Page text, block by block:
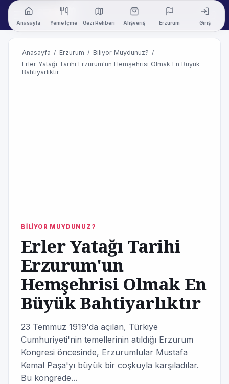
Anasayfa Yeme İçme Gezi Rehberi Alışveriş Erzurum Giriş
Anasayfa / Erzurum / Biliyor Muydunuz? /
Erler Yatağı Tarihi Erzurum'un Hemşehrisi Olmak En Büyük
Bahtiyarlıktır
BİLİYOR MUYDUNUZ?
Erler Yatağı Tarihi
Erzurum'un
Hemşehrisi Olmak En
Büyük Bahtiyarlıktır
23 Temmuz 1919'da açılan, Türkiye
Cumhuriyeti'nin temellerinin atıldığı Erzurum
Kongresi öncesinde, Erzurumlular Mustafa
Kemal Paşa'yı büyük bir coşkuyla karşıladılar.
Bu kongrede...